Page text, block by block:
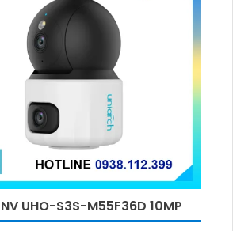
UHO-S3S-M55F36D 10MP